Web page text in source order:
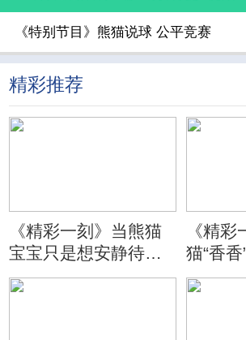
《特别节目》熊猫说球 公平竞赛
精彩推荐
《精彩一刻》当熊猫
宝宝只是想安静待会
儿
《精
猫“香